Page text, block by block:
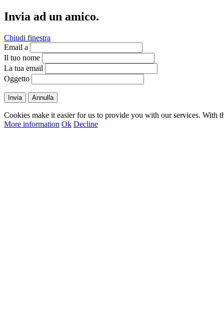
Invia ad un amico.
Chiudi finestra
Email a
Il tuo nome
La tua email
Oggetto
Invia Annulla
Cookies make it easier for us to provide you with our services. With
More information Ok Decline